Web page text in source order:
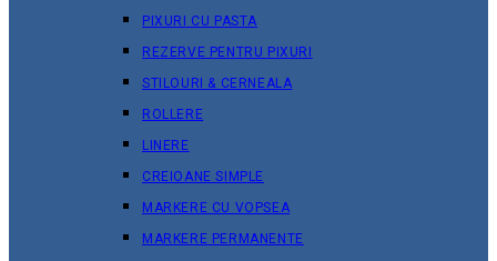
PIXURI CU PASTA
REZERVE PENTRU PIXURI
STILOURI & СERNEALA
ROLLERE
LINERE
CREIOANE SIMPLE
MARKERE CU VOPSEA
MARKERE PERMANENTE